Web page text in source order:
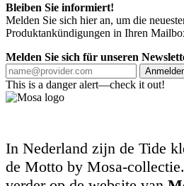
Bleiben Sie informiert!
Melden Sie sich hier an, um die
Produktankündigungen in Ihren
Melden Sie sich für unseren
This is a danger alert—check it out!
In Nederland zijn de Tide
de Motto by Mosa-